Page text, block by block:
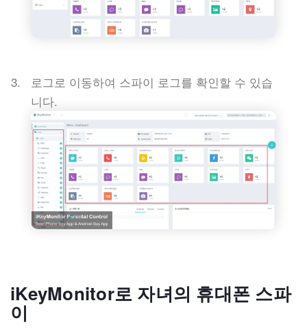
로그로 이동하여 스파이 로그를 확인할 수 있습
니다.
iKeyMonitor로 자녀의 휴대폰 스파
이